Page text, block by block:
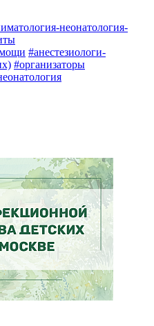
неонатология-
#анестезиологи-
#организаторы